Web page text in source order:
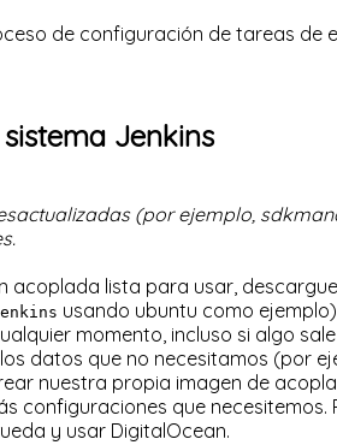
de configuración de tareas de
Jenkins
(por ejemplo,
acoplada lista para usar,
usando ubuntu como
momento, incluso si algo
datos que no necesitamos (por
nuestra propia imagen de
configuraciones que necesitemos.
y usar DigitalOcean.